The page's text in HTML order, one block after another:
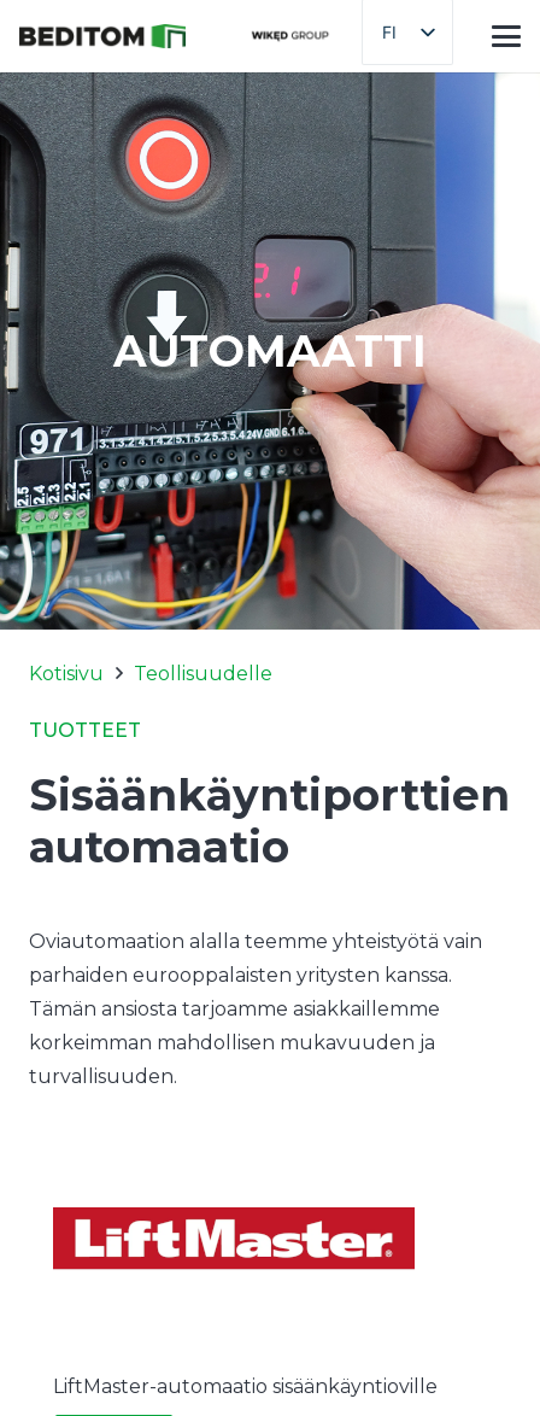
FI
AUTOMAATTI
Kotisivu Teollisuudelle
TUOTTEET
Sisäänkäyntiporttien
automaatio
Oviautomaation alalla teemme yhteistyötä vain
parhaiden eurooppalaisten yritysten kanssa.
Tämän ansiosta tarjoamme asiakkaillemme
korkeimman mahdollisen mukavuuden ja
turvallisuuden.
LiftMaster-automaatio sisäänkäyntioville